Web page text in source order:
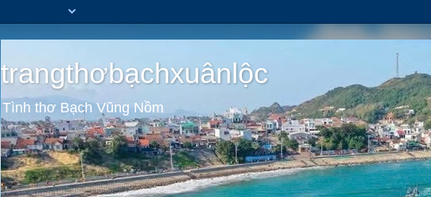
trangthơbạchxuânlộc
Tình thơ Bạch Vũng Nồm